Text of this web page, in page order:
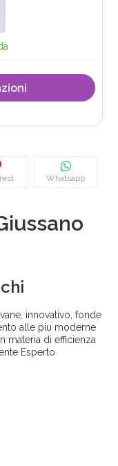
Whatsapp
innovativo, fonde
alle piu moderne
materia di efficienza
Esperto